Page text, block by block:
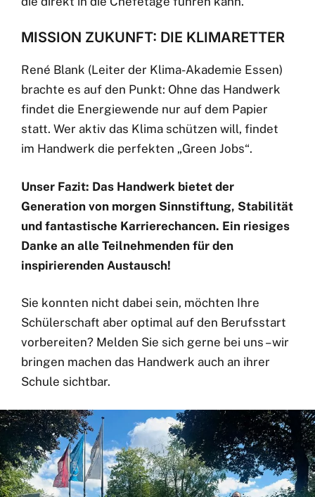
MISSION ZUKUNFT: DIE KLIMARETTER
René Blank (Leiter der Klima-Akademie Essen)
brachte es auf den Punkt: Ohne das Handwerk
findet die Energiewende nur auf dem Papier
statt. Wer aktiv das Klima schützen will, findet
im Handwerk die perfekten „Green Jobs“.
Unser Fazit: Das Handwerk bietet der
Generation von morgen Sinnstiftung, Stabilität
und fantastische Karrierechancen. Ein riesiges
Danke an alle Teilnehmenden für den
inspirierenden Austausch!
Sie konnten nicht dabei sein, möchten Ihre
Schülerschaft aber optimal auf den Berufsstart
vorbereiten? Melden Sie sich gerne bei uns – wir
bringen machen das Handwerk auch an ihrer
Schule sichtbar.